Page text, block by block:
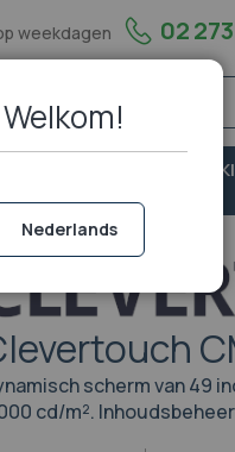
weekdagen 02
PORTOFOON EN
scherm van 49
cd/m².
Nederlands